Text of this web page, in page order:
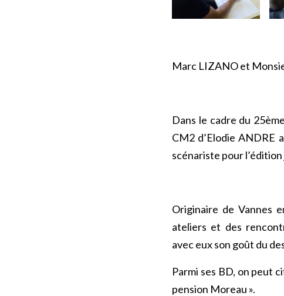
Marc LIZANO et
Dans le cadre du
CM2 d’Elodie ANDRE
scénariste pour
Originaire de Vannes
ateliers et des
avec eux son goût du
Parmi ses BD, on peut
pension Moreau ».